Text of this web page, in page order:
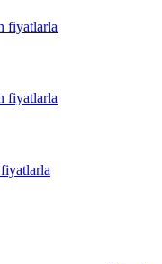
fiyatlarla
fiyatlarla
fiyatlarla